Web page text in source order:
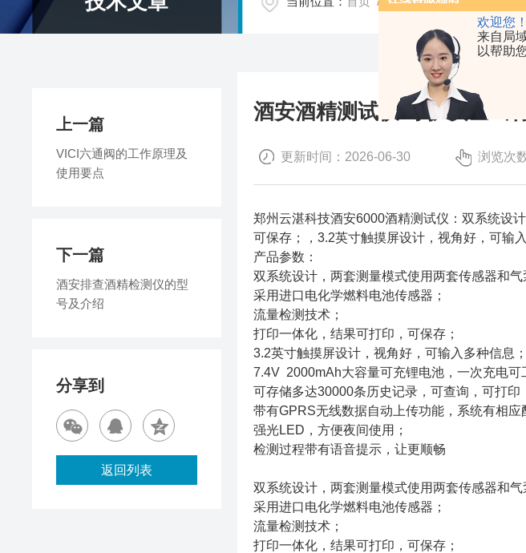
欢迎您！
来自局
以帮助
酒安酒精测试仪:守护安全出行
更新时间：2026-06-30 浏览次
郑州云湛科技酒安6000酒精测试仪：双系统设
可保存；，3.2英寸触摸屏设计，视角好，可输
产品参数：
双系统设计，两套测量模式使用两套传感器和气
采用进口电化学燃料电池传感器；
流量检测技术；
打印一体化，结果可打印，可保存；
3.2英寸触摸屏设计，视角好，可输入多种信息；
7.4V 2000mAh大容量可充锂电池，一次充电可
可存储多达30000条历史记录，可查询，可打印
带有GPRS无线数据自动上传功能，系统有相应
强光LED，方便夜间使用；
检测过程带有语音提示，让更顺畅
双系统设计，两套测量模式使用两套传感器和气
采用进口电化学燃料电池传感器；
流量检测技术；
打印一体化，结果可打印，可保存；
上一篇
VICI六通阀的工作原理及
使用要点
下一篇
酒安排查酒精检测仪的型
号及介绍
分享到
返回列表